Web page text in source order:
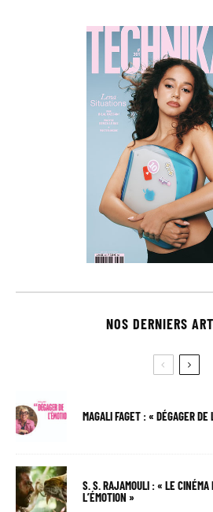
NOS DERNIERS
MAGALI FAGET : « DÉGAGER DE
S. S. RAJAMOULI : « LE CINÉMA
L’ÉMOTION »